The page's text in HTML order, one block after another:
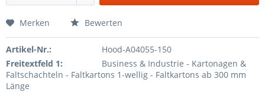
Merken Bewerten
Artikel-Nr.:
Hood-A04055-150
Freitextfeld 1:
Business & Industrie - Kartonagen &
Faltschachteln - Faltkartons 1-wellig - Faltkartons ab 300 mm
Länge